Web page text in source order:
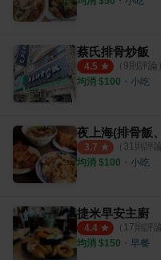
蔡氏排骨炒飯
4.5 （ 9則評論）
均消 $100 ・ 小吃
夜上海(排骨飯
3.7 （ 31則評
均消 $100 ・ 小吃
捷米早安主廚
4.4 （ 17則評
均消 $150 ・ 早餐